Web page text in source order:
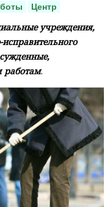
Центр
учреждения,
работам.